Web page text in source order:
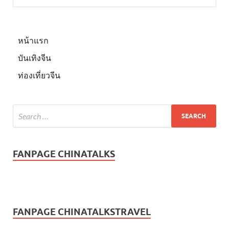
หน้าแรก
บันเทิงจีน
ท่องเที่ยวจีน
FANPAGE CHINATALKS
FANPAGE CHINATALKSTRAVEL